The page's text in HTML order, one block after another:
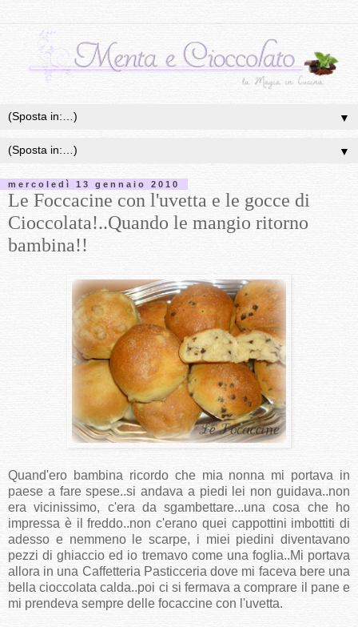
▼
▼
mercoledì 13 gennaio 2010
Le Foccacine con l'uvetta e le gocce di
Cioccolata!..Quando le mangio ritorno
bambina!!
Quand'ero bambina ricordo che mia nonna mi portava in
paese a fare spese..si andava a piedi lei non guidava..non
era vicinissimo, c'era da sgambettare...una cosa che ho
impressa è il freddo..non c'erano quei cappottini imbottiti di
adesso e nemmeno le scarpe, i miei piedini diventavano
pezzi di ghiaccio ed io tremavo come una foglia..Mi portava
allora in una Caffetteria Pasticceria dove mi faceva bere una
bella cioccolata calda..poi ci si fermava a comprare il pane e
mi prendeva sempre delle focaccine con l'uvetta.